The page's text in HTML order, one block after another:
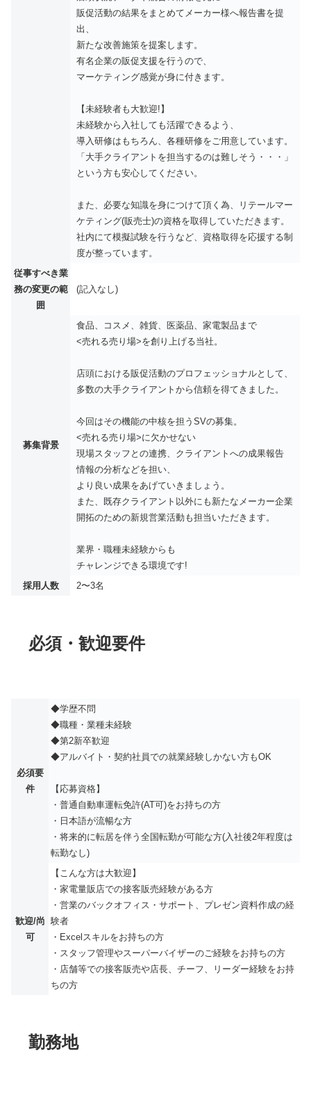
販促活動の結果をまとめてメーカー様へ報告書を提
出、
新たな改善施策を提案します。
有名企業の販促支援を行うので、
マーケティング感覚が身に付きます。
【未経験者も大歓迎!】
未経験から入社しても活躍できるよう、
導入研修はもちろん、各種研修をご用意しています。
「大手クライアントを担当するのは難しそう・・・」
という方も安心してください。
また、必要な知識を身につけて頂く為、リテールマー
ケティング(販売士)の資格を取得していただきます。
社内にて模擬試験を行うなど、資格取得を応援する制
度が整っています。
従事すべき業
務の変更の範
囲
(記入なし)
募集背景
食品、コスメ、雑貨、医薬品、家電製品まで
<売れる売り場>を創り上げる当社。
店頭における販促活動のプロフェッショナルとして、
多数の大手クライアントから信頼を得てきました。
今回はその機能の中核を担うSVの募集。
<売れる売り場>に欠かせない
現場スタッフとの連携、クライアントへの成果報告
情報の分析などを担い、
より良い成果をあげていきましょう。
また、既存クライアント以外にも新たなメーカー企業
開拓のための新規営業活動も担当いただきます。
業界・職種未経験からも
チャレンジできる環境です!
採用人数
2〜3名
必須・歓迎要件
必須要
件
◆学歴不問
◆職種・業種未経験
◆第2新卒歓迎
◆アルバイト・契約社員での就業経験しかない方もOK
【応募資格】
・普通自動車運転免許(AT可)をお持ちの方
・日本語が流暢な方
・将来的に転居を伴う全国転勤が可能な方(入社後2年程度は
転勤なし)
歓迎/尚
可
【こんな方は大歓迎】
・家電量販店での接客販売経験がある方
・営業のバックオフィス・サポート、プレゼン資料作成の経
験者
・Excelスキルをお持ちの方
・スタッフ管理やスーパーバイザーのご経験をお持ちの方
・店舗等での接客販売や店長、チーフ、リーダー経験をお持
ちの方
勤務地